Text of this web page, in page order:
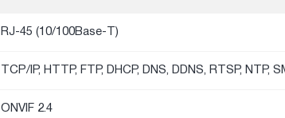
RJ-45 (10/100Base-T)
TCP/IP, HTTP, FTP, DHCP, DNS, DDNS, RTSP, NTP,
ONVIF 2.4